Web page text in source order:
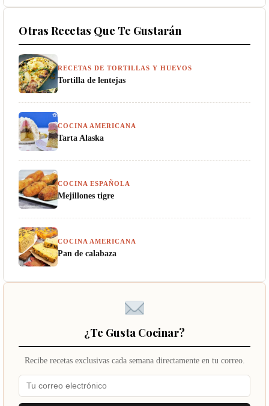
Otras Recetas Que Te Gustarán
RECETAS DE TORTILLAS Y HUEVOS
Tortilla de lentejas
COCINA AMERICANA
Tarta Alaska
COCINA ESPAÑOLA
Mejillones tigre
COCINA AMERICANA
Pan de calabaza
¿Te Gusta Cocinar?
Recibe recetas exclusivas cada semana directamente en tu correo.